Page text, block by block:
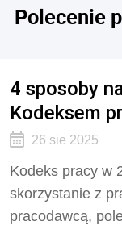
Polecenie
4 sposoby
Kodeksem
26 sie 2025
Kodeks pracy w
skorzystanie z
pracodawcą,